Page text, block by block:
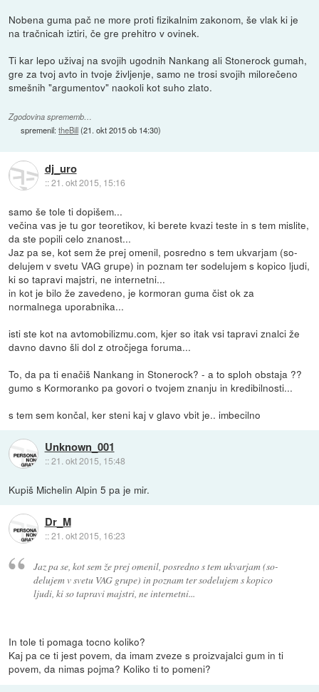
Nobena guma pač ne more proti fizikalnim zakonom, še vlak ki je
na tračnicah iztiri, če gre prehitro v ovinek.
Ti kar lepo uživaj na svojih ugodnih Nankang ali Stonerock gumah,
gre za tvoj avto in tvoje življenje, samo ne trosi svojih milorečeno
smešnih "argumentov" naokoli kot suho zlato.
Zgodovina sprememb…
spremenil:theBill(21. okt 2015 ob 14:30)
dj_uro
::21. okt 2015, 15:16
samo še tole ti dopišem...
večina vas je tu gor teoretikov, ki berete kvazi teste in s tem mislite,
da ste popili celo znanost...
Jaz pa se, kot sem že prej omenil, posredno s tem ukvarjam (so-
delujem v svetu VAG grupe) in poznam ter sodelujem s kopico ljudi,
ki so tapravi majstri, ne internetni...
in kot je bilo že zavedeno, je kormoran guma čist ok za
normalnega uporabnika...
isti ste kot na avtomobilizmu.com, kjer so itak vsi tapravi znalci že
davno davno šli dol z otročjega foruma...
To, da pa ti enačiš Nankang in Stonerock? - a to sploh obstaja ??
gumo s Kormoranko pa govori o tvojem znanju in kredibilnosti...
s tem sem končal, ker steni kaj v glavo vbit je.. imbecilno
Unknown_001
::21. okt 2015, 15:48
Kupiš Michelin Alpin 5 pa je mir.
Dr_M
::21. okt 2015, 16:23
Jaz pa se, kot sem že prej omenil, posredno s tem ukvarjam (so-
delujem v svetu VAG grupe) in poznam ter sodelujem s kopico
ljudi, ki so tapravi majstri, ne internetni...
In tole ti pomaga tocno koliko?
Kaj pa ce ti jest povem, da imam zveze s proizvajalci gum in ti
povem, da nimas pojma? Koliko ti to pomeni?